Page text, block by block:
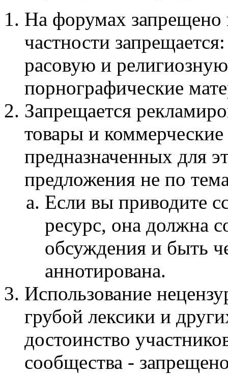
На форумах
частности
расовую и
порнографические
Запрещается
товары и коммерческие
предназначенных для
предложения не по
Если вы приводите
ресурс, она должна
обсуждения и быть
аннотирована.
Использование
грубой лексики и
достоинство
сообщества -